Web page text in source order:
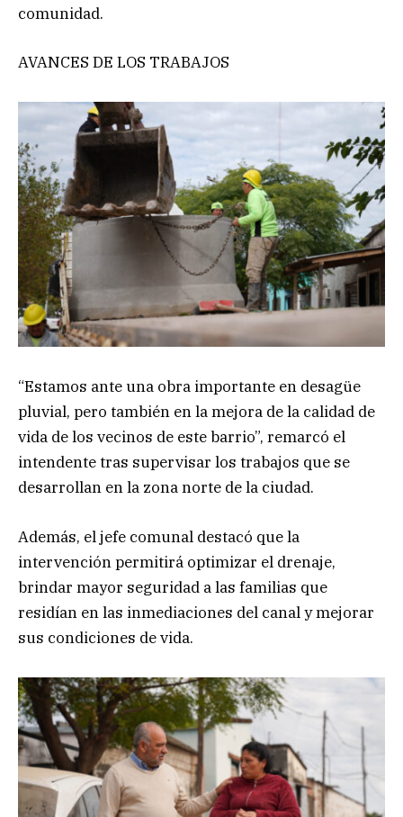
comunidad.
AVANCES DE LOS TRABAJOS
“Estamos ante una obra importante en desagüe
pluvial, pero también en la mejora de la calidad de
vida de los vecinos de este barrio”, remarcó el
intendente tras supervisar los trabajos que se
desarrollan en la zona norte de la ciudad.
Además, el jefe comunal destacó que la
intervención permitirá optimizar el drenaje,
brindar mayor seguridad a las familias que
residían en las inmediaciones del canal y mejorar
sus condiciones de vida.